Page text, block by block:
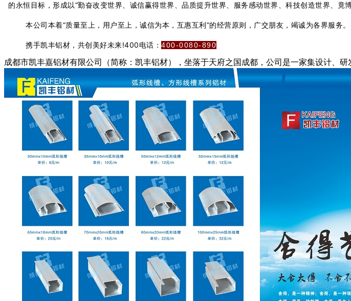
的永恒目标，形成以“勤奋改变世界、诚信赢得世界、品质提升世界、服务感动世界、科技创造世界、
本公司本着“质量至上 ，用户至上，诚信为本，互惠互利”的经营原则，广交朋友，竭诚为各界服务。
携手凯丰铝材，共创美好未来!400电话： 400-0080-890
成都市凯丰嘉铝材有限公司（简称：凯丰铝材），坐落于天府之国成都，公司是一家集设计、